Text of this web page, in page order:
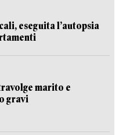
eseguita l’autopsia
marito e
gravi